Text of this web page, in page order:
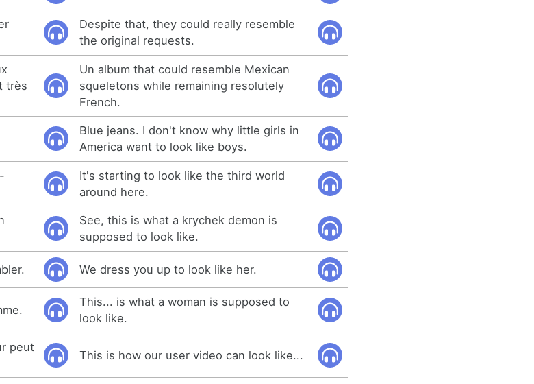
Despite that, they could really resemble
the original requests.
très
Un album that could resemble Mexican
squeletons while remaining resolutely
French.
Blue jeans. I don't know why little girls in
America want to look like boys.
It's starting to look like the third world
around here.
See, this is what a krychek demon is
supposed to look like.
We dress you up to look like her.
This... is what a woman is supposed to
look like.
peut
This is how our user video can look like...